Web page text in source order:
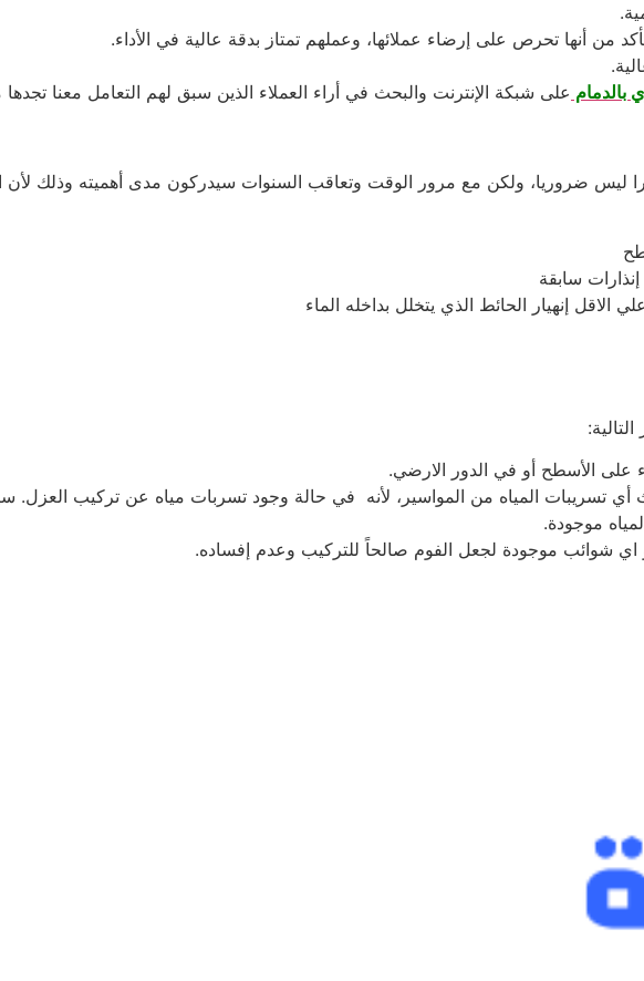
من أنها تحرص على إرضاء عملائها، وعملهم تمتاز بدقة عالية في الأداء.
على شبكة الإنترنت والبحث في أراء العملاء الذين سبق لهم التعامل معنا تجدها
ليس ضروريا، ولكن مع مرور الوقت وتعاقب السنوات سيدركون مدى أهميته وذلك لأن
سابقة
الاقل إنهيار الحائط الذي يتخلل بداخله الماء
على الأسطح أو في الدور الارضي.
تسريبات المياه من المواسير، لأنه في حالة وجود تسربات مياه عن تركيب
موجودة.
اي شوائب موجودة لجعل الفوم صالحاً للتركيب وعدم إفساده.